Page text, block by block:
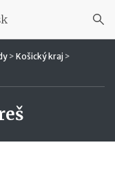
> Košický kraj >